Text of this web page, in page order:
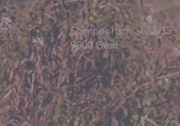
Dampoortstraat 33-35
9000 Gent